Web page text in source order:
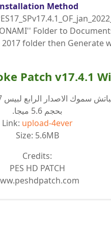
Method
Folder to
folder then Generate
Patch v17.4.1
بحجم 5.6 ميجا.
Link: upload-4ever
Size: 5.6MB
Credits:
PES HD PATCH